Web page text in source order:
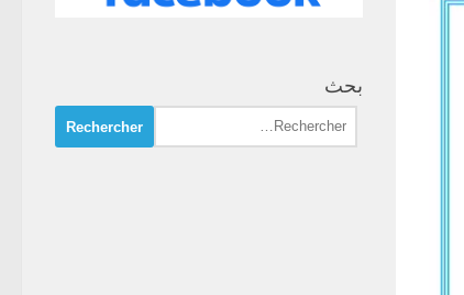
بحث
Rechercher :